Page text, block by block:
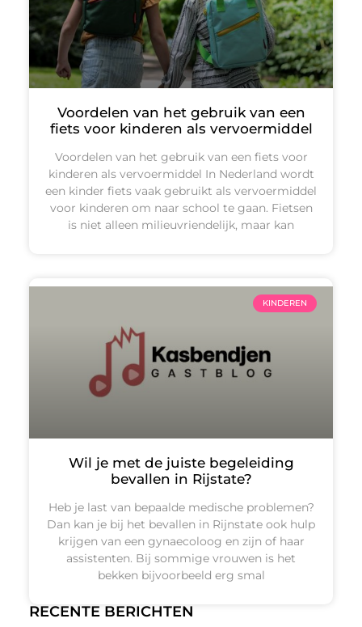
RECENTE BERICHTEN
Voordelen van het gebruik van een
fiets voor kinderen als vervoermiddel
Voordelen van het gebruik van een fiets voor
kinderen als vervoermiddel In Nederland wordt
een kinder fiets vaak gebruikt als vervoermiddel
voor kinderen om naar school te gaan. Fietsen
is niet alleen milieuvriendelijk, maar kan
KINDEREN
Wil je met de juiste begeleiding
bevallen in Rijstate?
Heb je last van bepaalde medische problemen?
Dan kan je bij het bevallen in Rijnstate ook hulp
krijgen van een gynaecoloog en zijn of haar
assistenten. Bij sommige vrouwen is het
bekken bijvoorbeeld erg smal